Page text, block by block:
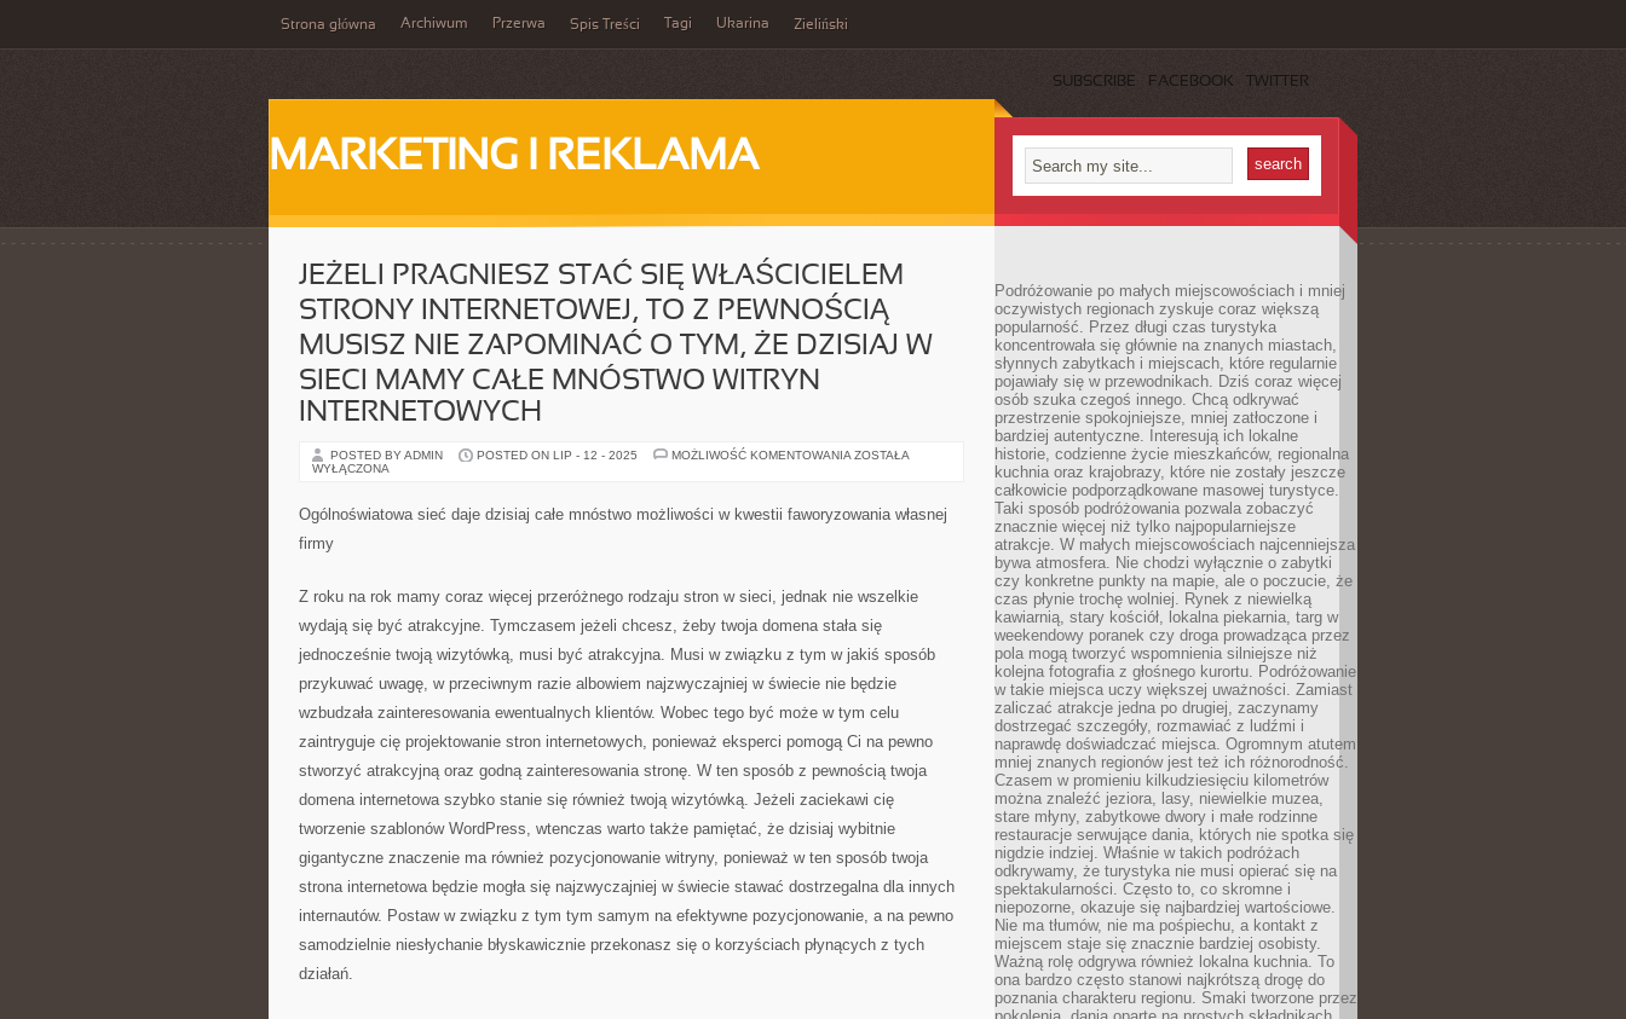
Strona główna Archiwum Przerwa Spis Treści Tagi Ukarina Zieliński
SUBSCRIBE FACEBOOK TWITTER
MARKETING I REKLAMA
JEŻELI PRAGNIESZ STAĆ SIĘ WŁAŚCICIELEM
STRONY INTERNETOWEJ, TO Z PEWNOŚCIĄ
MUSISZ NIE ZAPOMINAĆ O TYM, ŻE DZISIAJ W
SIECI MAMY CAŁE MNÓSTWO WITRYN
INTERNETOWYCH
POSTED BY ADMIN POSTED ON LIP - 12 - 2025 MOŻLIWOŚĆ KOMENTOWANIA JEŻELI
WŁAŚCICIELEM
STRONY
NIE
O
ŻE
DZISIAJ
W
SIECI
MAMY
CAŁE
MNÓSTWO
WITRYN
ZOSTAŁA
WYŁĄCZONA
Ogólnoświatowa sieć daje dzisiaj całe mnóstwo możliwości w kwestii faworyzowania własnej
firmy
Z roku na rok mamy coraz więcej przeróżnego rodzaju stron w sieci, jednak nie wszelkie
wydają się być atrakcyjne. Tymczasem jeżeli chcesz, żeby twoja domena stała się
jednocześnie twoją wizytówką, musi być atrakcyjna. Musi w związku z tym w jakiś sposób
przykuwać uwagę, w przeciwnym razie albowiem najzwyczajniej w świecie nie będzie
wzbudzała zainteresowania ewentualnych klientów. Wobec tego być może w tym celu
zaintryguje cię projektowanie stron internetowych, ponieważ eksperci pomogą Ci na pewno
stworzyć atrakcyjną oraz godną zainteresowania stronę. W ten sposób z pewnością twoja
domena internetowa szybko stanie się również twoją wizytówką. Jeżeli zaciekawi cię
tworzenie szablonów WordPress, wtenczas warto także pamiętać, że dzisiaj wybitnie
gigantyczne znaczenie ma również pozycjonowanie witryny, ponieważ w ten sposób twoja
strona internetowa będzie mogła się najzwyczajniej w świecie stawać dostrzegalna dla innych
internautów. Postaw w związku z tym tym samym na efektywne pozycjonowanie, a na pewno
samodzielnie niesłychanie błyskawicznie przekonasz się o korzyściach płynących z tych
działań.
Podróżowanie po małych miejscowościach i mniej
oczywistych regionach zyskuje coraz większą
popularność. Przez długi czas turystyka
koncentrowała się głównie na znanych miastach,
słynnych zabytkach i miejscach, które regularnie
pojawiały się w przewodnikach. Dziś coraz więcej
osób szuka czegoś innego. Chcą odkrywać
przestrzenie spokojniejsze, mniej zatłoczone i
bardziej autentyczne. Interesują ich lokalne
historie, codzienne życie mieszkańców, regionalna
kuchnia oraz krajobrazy, które nie zostały jeszcze
całkowicie podporządkowane masowej turystyce.
Taki sposób podróżowania pozwala zobaczyć
znacznie więcej niż tylko najpopularniejsze
atrakcje. W małych miejscowościach najcenniejsza
bywa atmosfera. Nie chodzi wyłącznie o zabytki
czy konkretne punkty na mapie, ale o poczucie, że
czas płynie trochę wolniej. Rynek z niewielką
kawiarnią, stary kościół, lokalna piekarnia, targ w
weekendowy poranek czy droga prowadząca przez
pola mogą tworzyć wspomnienia silniejsze niż
kolejna fotografia z głośnego kurortu. Podróżowanie
w takie miejsca uczy większej uważności. Zamiast
zaliczać atrakcje jedna po drugiej, zaczynamy
dostrzegać szczegóły, rozmawiać z ludźmi i
naprawdę doświadczać miejsca. Ogromnym atutem
mniej znanych regionów jest też ich różnorodność.
Czasem w promieniu kilkudziesięciu kilometrów
można znaleźć jeziora, lasy, niewielkie muzea,
stare młyny, zabytkowe dwory i małe rodzinne
restauracje serwujące dania, których nie spotka się
nigdzie indziej. Właśnie w takich podróżach
odkrywamy, że turystyka nie musi opierać się na
spektakularności. Często to, co skromne i
niepozorne, okazuje się najbardziej wartościowe.
Nie ma tłumów, nie ma pośpiechu, a kontakt z
miejscem staje się znacznie bardziej osobisty.
Ważną rolę odgrywa również lokalna kuchnia. To
ona bardzo często stanowi najkrótszą drogę do
poznania charakteru regionu. Smaki tworzone przez